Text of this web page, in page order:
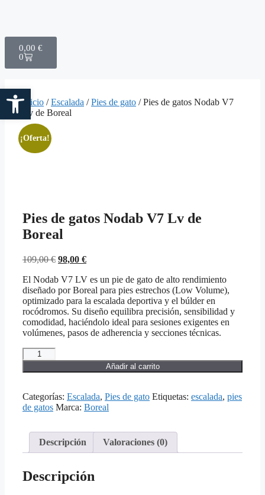
0,00 €
0
Inicio /Escalada /Pies de gato / Pies de gatos Nodab V7
Lv de Boreal
¡Oferta!
Pies de gatos Nodab V7 Lv de
Boreal
109,00€ 98,00 €
El Nodab V7 LV es un pie de gato de alto rendimiento
diseñado por Boreal para pies estrechos (Low Volume),
optimizado para la escalada deportiva y el búlder en
rocódromos. Su diseño equilibra precisión, sensibilidad y
comodidad, haciéndolo ideal para sesiones exigentes en
volúmenes, pasos de adherencia y secciones técnicas.
Añadir al carrito
Categorías: Escalada, Pies de gato Etiquetas: escalada, pies
de gatos Marca: Boreal
Descripción Valoraciones (0)
Descripción
Abrir barra de herramientas